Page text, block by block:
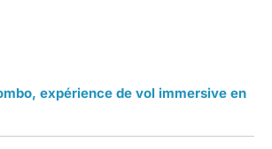
expérience de vol immersive en